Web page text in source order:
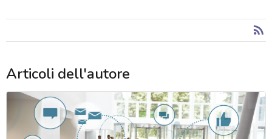
Articoli dell'autore